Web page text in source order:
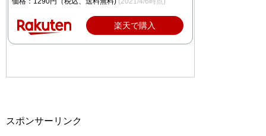
楽天で購入
スポンサーリンク